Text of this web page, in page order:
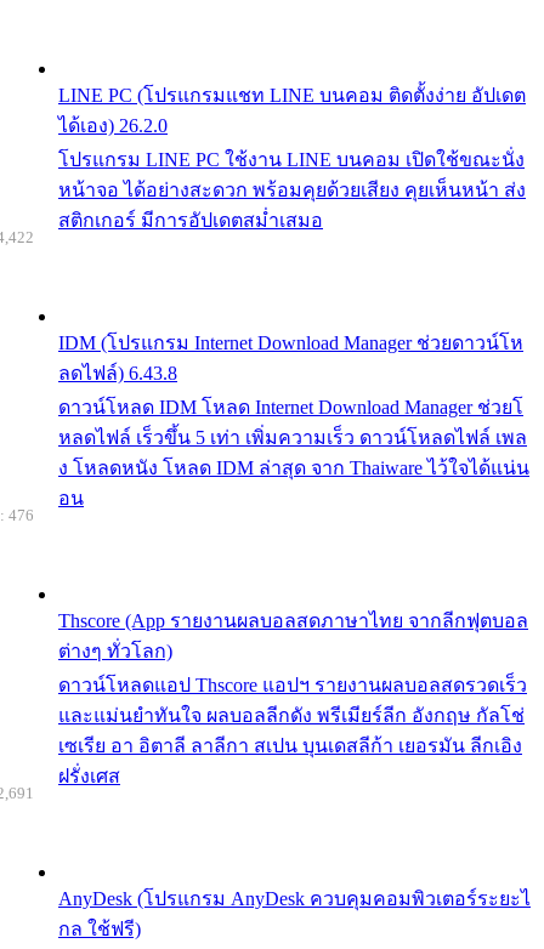
LINE PC (โปรแกรมแชท LINE บนคอม ติดตั้งง่าย อัปเดต
ได้เอง) 26.2.0
โปรแกรม LINE PC ใช้งาน LINE บนคอม เปิดใช้ขณะนั่ง
หน้าจอ ได้อย่างสะดวก พร้อมคุยด้วยเสียง คุยเห็นหน้า ส่ง
สติกเกอร์ มีการอัปเดตสม่ำเสมอ
IDM (โปรแกรม Internet Download Manager ช่วยดาวน์โห
ลดไฟล์) 6.43.8
ดาวน์โหลด IDM โหลด Internet Download Manager ช่วยโ
หลดไฟล์ เร็วขึ้น 5 เท่า เพิ่มความเร็ว ดาวน์โหลดไฟล์ เพล
ง โหลดหนัง โหลด IDM ล่าสุด จาก Thaiware ไว้ใจได้แน่น
อน
Thscore (App รายงานผลบอลสดภาษาไทย จากลีกฟุตบอล
ต่างๆ ทั่วโลก)
ดาวน์โหลดแอป Thscore แอปฯ รายงานผลบอลสดรวดเร็ว
และแม่นยำทันใจ ผลบอลลีกดัง พรีเมียร์ลีก อังกฤษ กัลโช่
เซเรีย อา อิตาลี ลาลีกา สเปน บุนเดสลีก้า เยอรมัน ลีกเอิง
ฝรั่งเศส
476
AnyDesk (โปรแกรม AnyDesk ควบคุมคอมพิวเตอร์ระยะไ
กล ใช้ฟรี)